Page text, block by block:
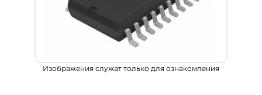
Изображения служат только для ознакомления